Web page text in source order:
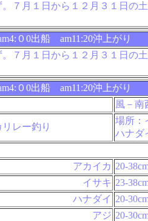
７月１日から１２月３１日の
０0出船 am11:20沖上がり
７月１日から１２月３１日の
０0出船 am11:20沖上がり
風－南
リレー釣り
場所：
ハナダ
アカイカ 20-
イサキ 23-
ハナダイ 20-
アジ 20-